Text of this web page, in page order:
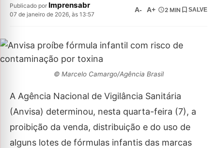
Publicado por Imprensabr
07 de janeiro de 2026, às 13:57
A- A+ 2 MIN SALVE
© Marcelo Camargo/Agência Brasil
A Agência Nacional de Vigilância Sanitária
(Anvisa) determinou, nesta quarta-feira (7), a
proibição da venda, distribuição e do uso de
alguns lotes de fórmulas infantis das marcas